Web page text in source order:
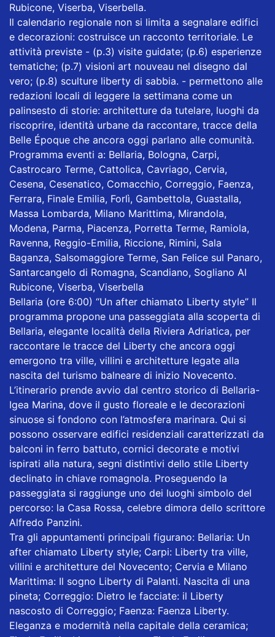
Rubicone, Viserba, Viserbella.
Il calendario regionale non si limita a segnalare edifici
e decorazioni: costruisce un racconto territoriale. Le
attività previste - (p.3) visite guidate; (p.6) esperienze
tematiche; (p.7) visioni art nouveau nel disegno dal
vero; (p.8) sculture liberty di sabbia. - permettono alle
redazioni locali di leggere la settimana come un
palinsesto di storie: architetture da tutelare, luoghi da
riscoprire, identità urbane da raccontare, tracce della
Belle Époque che ancora oggi parlano alle comunità.
Programma eventi a: Bellaria, Bologna, Carpi,
Castrocaro Terme, Cattolica, Cavriago, Cervia,
Cesena, Cesenatico, Comacchio, Correggio, Faenza,
Ferrara, Finale Emilia, Forlì, Gambettola, Guastalla,
Massa Lombarda, Milano Marittima, Mirandola,
Modena, Parma, Piacenza, Porretta Terme, Ramiola,
Ravenna, Reggio-Emilia, Riccione, Rimini, Sala
Baganza, Salsomaggiore Terme, San Felice sul Panaro,
Santarcangelo di Romagna, Scandiano, Sogliano Al
Rubicone, Viserba, Viserbella
Bellaria (ore 6:00) “Un after chiamato Liberty style” Il
programma propone una passeggiata alla scoperta di
Bellaria, elegante località della Riviera Adriatica, per
raccontare le tracce del Liberty che ancora oggi
emergono tra ville, villini e architetture legate alla
nascita del turismo balneare di inizio Novecento.
L’itinerario prende avvio dal centro storico di Bellaria-
Igea Marina, dove il gusto floreale e le decorazioni
sinuose si fondono con l’atmosfera marinara. Qui si
possono osservare edifici residenziali caratterizzati da
balconi in ferro battuto, cornici decorate e motivi
ispirati alla natura, segni distintivi dello stile Liberty
declinato in chiave romagnola. Proseguendo la
passeggiata si raggiunge uno dei luoghi simbolo del
percorso: la Casa Rossa, celebre dimora dello scrittore
Alfredo Panzini.
Tra gli appuntamenti principali figurano: Bellaria: Un
after chiamato Liberty style; Carpi: Liberty tra ville,
villini e architetture del Novecento; Cervia e Milano
Marittima: Il sogno Liberty di Palanti. Nascita di una
pineta; Correggio: Dietro le facciate: il Liberty
nascosto di Correggio; Faenza: Faenza Liberty.
Eleganza e modernità nella capitale della ceramica;